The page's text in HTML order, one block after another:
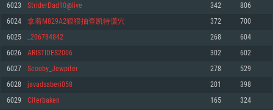
최소사양
운영체제: Windows 10 (64 bit)
프로세서: 2.2 GHz 듀얼코어 이상
최소사양
운영체제: Mac OS Big Sur 11.0
프로세서: 최소 2.2 GHz의 Core i5 (Intel Xeon 은 지원하지 않습니다)
최소사양
운영체제: 64bit Linux 중 최신 버전
프로세서: 2.4 GHz 듀얼코어
6023 StriderDad10@live 342 806
6024 拿着M829A2狠狠抽查凯特潇穴 372 700
6025 _206784842 268 604
6026 ARISTIDES2006 302 602
6027 Scooby_Jewpiter 278 529
6028 javadsaberi058 201 398
6029 Citerbaken 165 324